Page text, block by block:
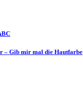
– Gib mir mal die Hautfarbe